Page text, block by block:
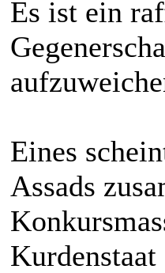
Es ist ein
Eines
Assads